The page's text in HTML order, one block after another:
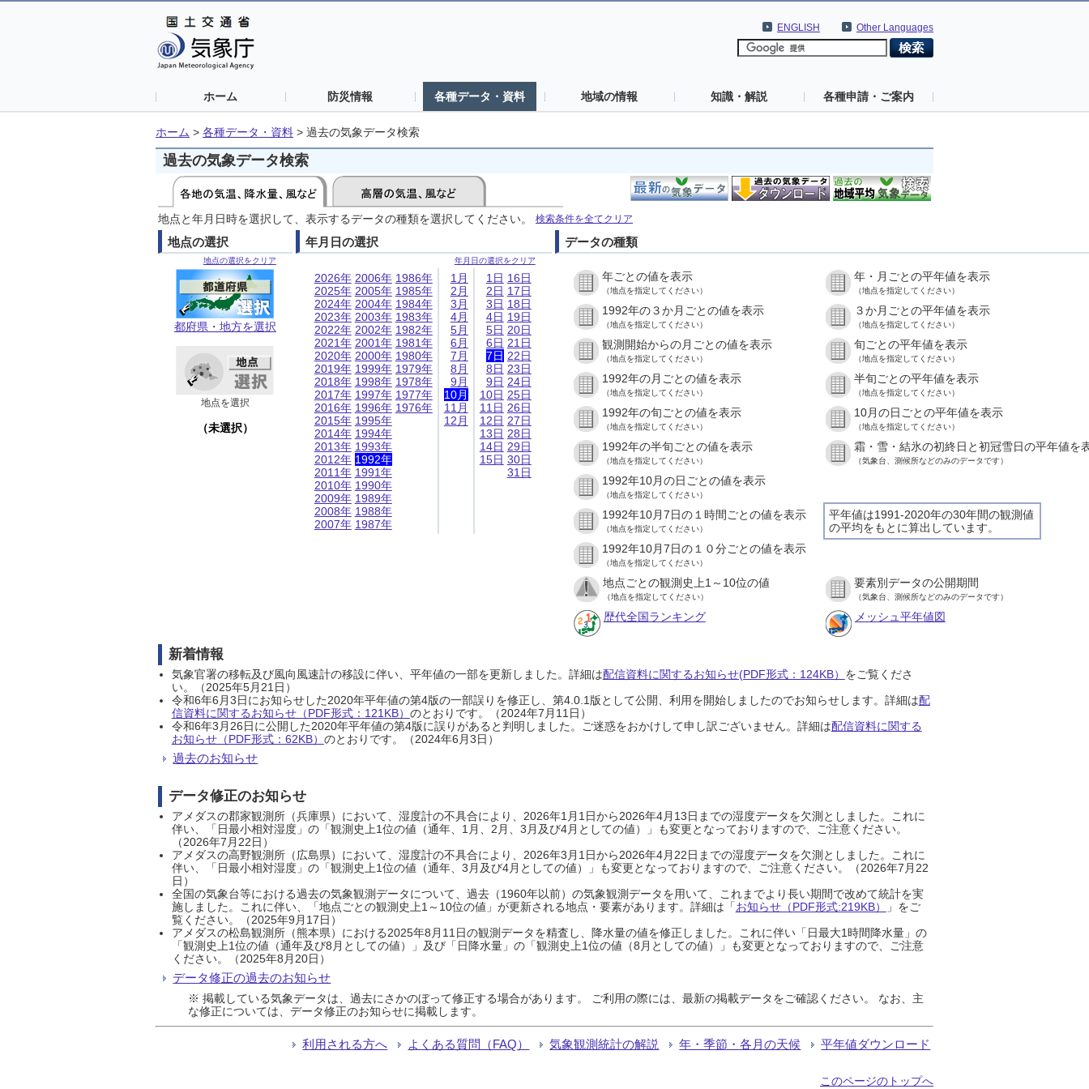
Other Languages
ENGLISH
ホーム 防災情報 各種データ・資料 地域の情報 知識・解説 各種申請・ご案内
ホーム > 各種データ・資料 > 過去の気象データ検索
過去の気象データ検索
地点と年月日時を選択して、表示するデータの種類を選択してください。 検索条件を全てクリア
地点の選択
地点の選択をクリア
都府県・地方を選択
地点を選択
（未選択）
年月日の選択
年月日の選択をクリア
2026年
2025年
2024年
2023年
2022年
2021年
2020年
2019年
2018年
2017年
2016年
2015年
2014年
2013年
2012年
2011年
2010年
2009年
2008年
2007年
2006年
2005年
2004年
2003年
2002年
2001年
2000年
1999年
1998年
1997年
1996年
1995年
1994年
1993年
1992年
1991年
1990年
1989年
1988年
1987年
1986年
1985年
1984年
1983年
1982年
1981年
1980年
1979年
1978年
1977年
1976年
1月
2月
3月
4月
5月
6月
7月
8月
9月
10月
11月
12月
1日
2日
3日
4日
5日
6日
7日
8日
9日
10日
11日
12日
13日
14日
15日
16日
17日
18日
19日
20日
21日
22日
23日
24日
25日
26日
27日
28日
29日
30日
31日
データの種類
年ごとの値を表示
（地点を指定してください）
年・月ごとの平年値を表示
（地点を指定してください）
1992年の３か月ごとの値を表示
（地点を指定してください）
３か月ごとの平年値を表示
（地点を指定してください）
観測開始からの月ごとの値を表示
（地点を指定してください）
旬ごとの平年値を表示
（地点を指定してください）
1992年の月ごとの値を表示
（地点を指定してください）
半旬ごとの平年値を表示
（地点を指定してください）
1992年の旬ごとの値を表示
（地点を指定してください）
10月の日ごとの平年値を表示
（地点を指定してください）
1992年の半旬ごとの値を表示
（地点を指定してください）
霜・雪・結氷の初終日と初冠雪日の平年値を
（気象台、測候所などのみのデータです）
1992年10月の日ごとの値を表示
（地点を指定してください）
平年値は1991-2020年の30年間の観測値
の平均をもとに算出しています。
1992年10月7日の１時間ごとの値を表示
（地点を指定してください）
1992年10月7日の１０分ごとの値を表示
（地点を指定してください）
地点ごとの観測史上1～10位の値
（地点を指定してください）
要素別データの公開期間
（気象台、測候所などのみのデータです）
歴代全国ランキング メッシュ平年値図
新着情報
気象官署の移転及び風向風速計の移設に伴い、平年値の一部を更新しました。詳細は配信資料に関するお知らせ(PDF形式：124KB） をご覧くださ
い。（2025年5月21日）
令和6年6月3日にお知らせした2020年平年値の第4版の一部誤りを修正し、第4.0.1版として公開、利用を開始しましたのでお知らせします。詳細は配
信資料に関するお知らせ（PDF形式：121KB） のとおりです。（2024年7月11日）
令和6年3月26日に公開した2020年平年値の第4版に誤りがあると判明しました。ご迷惑をおかけして申し訳ございません。詳細は配信資料に関する
お知らせ（PDF形式：62KB） のとおりです。（2024年6月3日）
過去のお知らせ
データ修正のお知らせ
アメダスの郡家観測所（兵庫県）において、湿度計の不具合により、2026年1月1日から2026年4月13日までの湿度データを欠測としました。これに
伴い、「日最小相対湿度」の「観測史上1位の値（通年、1月、2月、3月及び4月としての値）」も変更となっておりますので、ご注意ください。
（2026年7月22日）
アメダスの高野観測所（広島県）において、湿度計の不具合により、2026年3月1日から2026年4月22日までの湿度データを欠測としました。これに
伴い、「日最小相対湿度」の「観測史上1位の値（通年、3月及び4月としての値）」も変更となっておりますので、ご注意ください。（2026年7月22
日）
全国の気象台等における過去の気象観測データについて、過去（1960年以前）の気象観測データを用いて、これまでより長い期間で改めて統計を実
施しました。これに伴い、「地点ごとの観測史上1～10位の値」が更新される地点・要素があります。詳細は「お知らせ（PDF形式:219KB）
」をご
覧ください。（2025年9月17日）
アメダスの松島観測所（熊本県）における2025年8月11日の観測データを精査し、降水量の値を修正しました。これに伴い「日最大1時間降水量」の
「観測史上1位の値（通年及び8月としての値）」及び「日降水量」の「観測史上1位の値（8月としての値）」も変更となっておりますので、ご注意
ください。（2025年8月20日）
データ修正の過去のお知らせ
※ 掲載している気象データは、過去にさかのぼって修正する場合があります。 ご利用の際には、最新の掲載データをご確認ください。 なお、主
な修正については、データ修正のお知らせに掲載します。
利用される方へ よくある質問（FAQ） 気象観測統計の解説 年・季節・各月の天候 平年値ダウンロード
このページのトップへ